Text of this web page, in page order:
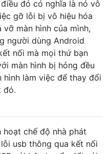
đó có nghĩa là nó vô
gỡ lỗi bị vô hiệu hóa
vỡ màn hình của mình,
người dùng Android
nối mà mọi thứ bạn
màn hình bị hỏng đều
hình làm việc để thay đổi
đó.
hoạt chế độ nhà phát
usb thông qua kết nối